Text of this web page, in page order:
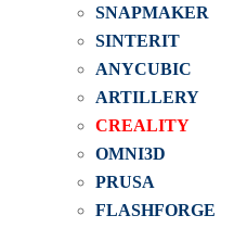
SNAPMAKER
SINTERIT
ANYCUBIC
ARTILLERY
CREALITY
OMNI3D
PRUSA
FLASHFORGE